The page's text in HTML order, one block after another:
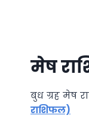
मेष
बुध ग्रह मेष
राशिफल)